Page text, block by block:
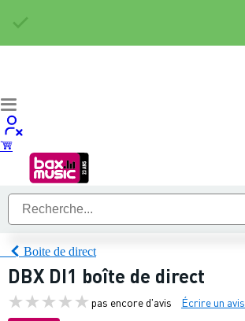
Boite de direct
DBX DI1 boîte de direct
pas encore d'avis Écrire un avis